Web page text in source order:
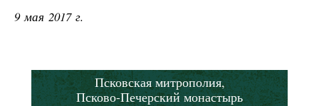
9 мая 2017 г.
Псковская митрополия,
Псково-Печерский монастырь